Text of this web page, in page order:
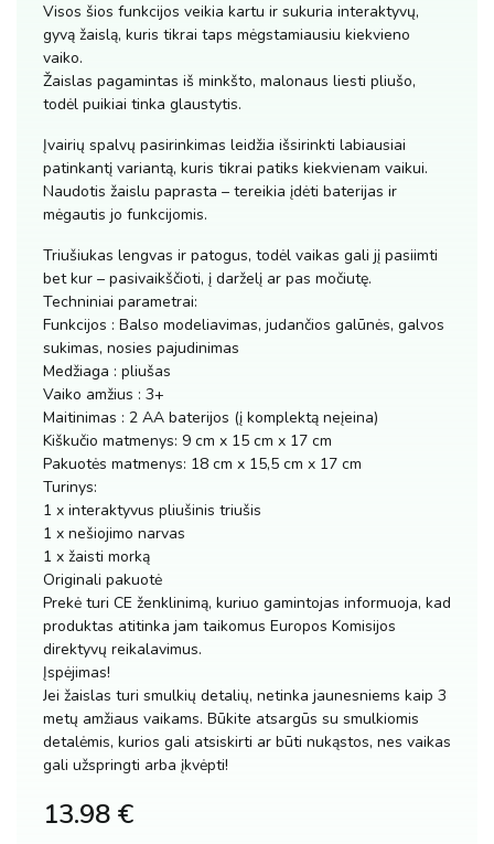
Visos šios funkcijos veikia kartu ir sukuria interaktyvų,
gyvą žaislą, kuris tikrai taps mėgstamiausiu kiekvieno
vaiko.
Žaislas pagamintas iš minkšto, malonaus liesti pliušo,
todėl puikiai tinka glaustytis.
Įvairių spalvų pasirinkimas leidžia išsirinkti labiausiai
patinkantį variantą, kuris tikrai patiks kiekvienam vaikui.
Naudotis žaislu paprasta – tereikia įdėti baterijas ir
mėgautis jo funkcijomis.
Triušiukas lengvas ir patogus, todėl vaikas gali jį pasiimti
bet kur – pasivaikščioti, į darželį ar pas močiutę.
Techniniai parametrai:
Funkcijos : Balso modeliavimas, judančios galūnės, galvos
sukimas, nosies pajudinimas
Medžiaga : pliušas
Vaiko amžius : 3+
Maitinimas : 2 AA baterijos (į komplektą neįeina)
Kiškučio matmenys: 9 cm x 15 cm x 17 cm
Pakuotės matmenys: 18 cm x 15,5 cm x 17 cm
Turinys:
1 x interaktyvus pliušinis triušis
1 x nešiojimo narvas
1 x žaisti morką
Originali pakuotė
Prekė turi CE ženklinimą, kuriuo gamintojas informuoja, kad
produktas atitinka jam taikomus Europos Komisijos
direktyvų reikalavimus.
Įspėjimas!
Jei žaislas turi smulkių detalių, netinka jaunesniems kaip 3
metų amžiaus vaikams. Būkite atsargūs su smulkiomis
detalėmis, kurios gali atsiskirti ar būti nukąstos, nes vaikas
gali užspringti arba įkvėpti!
13.98 €